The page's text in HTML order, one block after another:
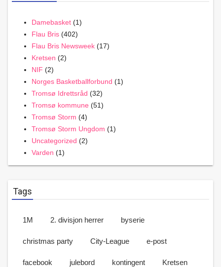
Damebasket (1)
Flau Bris (402)
Flau Bris Newsweek (17)
Kretsen (2)
NIF (2)
Norges Basketballforbund (1)
Tromsø Idrettsråd (32)
Tromsø kommune (51)
Tromsø Storm (4)
Tromsø Storm Ungdom (1)
Uncategorized (2)
Varden (1)
Tags
1M 2. divisjon herrer byserie
christmas party City-League e-post
facebook julebord kontingent Kretsen